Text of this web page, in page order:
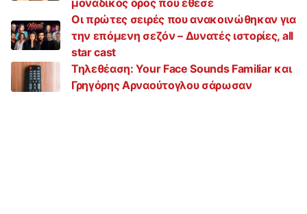
Οι πρώτες σειρές που ανακοινώθηκαν για
την επόμενη σεζόν – Δυνατές ιστορίες, all
star cast
Τηλεθέαση: Your Face Sounds Familiar και
Γρηγόρης Αρναούτογλου σάρωσαν